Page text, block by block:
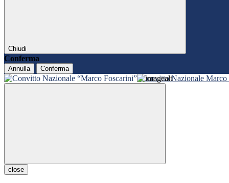
Chiudi
Conferma
Annulla Conferma
Convitto Nazionale Marco
close